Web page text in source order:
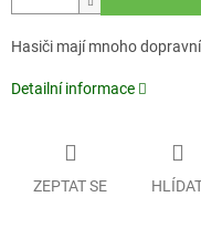
Hasiči mají mnoho
Detailní informace
ZEPTAT SE